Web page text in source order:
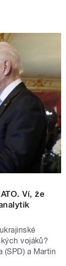
Ví, že
vojáků?
(SPD) a Martin